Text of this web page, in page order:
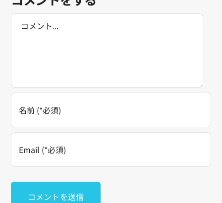
Comment